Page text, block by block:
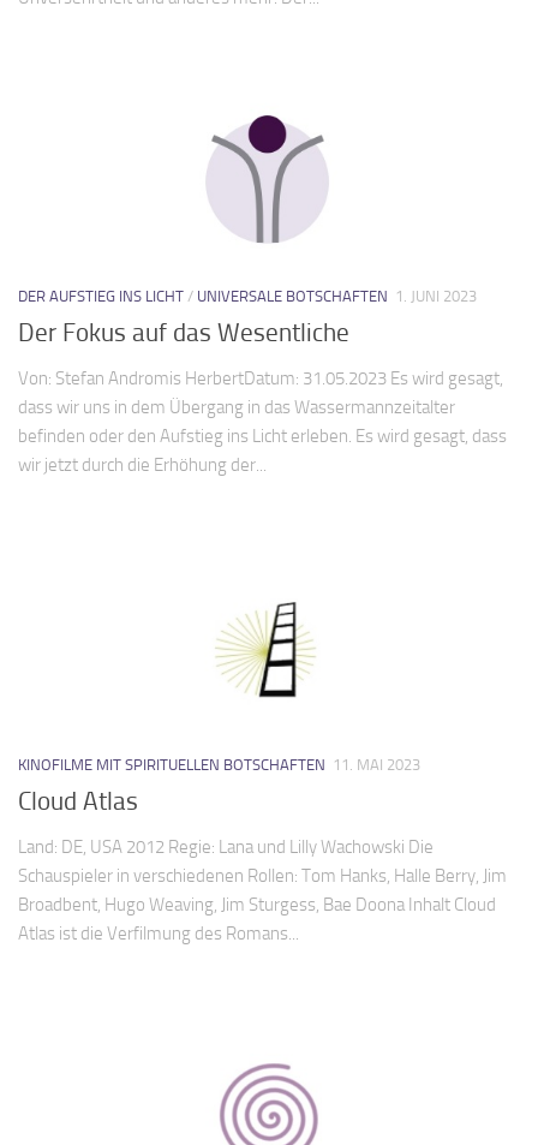
DER AUFSTIEG INS LICHT / UNIVERSALE BOTSCHAFTEN 1. JUNI 2023
Der Fokus auf das Wesentliche
Von: Stefan Andromis HerbertDatum: 31.05.2023 Es wird gesagt,
dass wir uns in dem Übergang in das Wassermannzeitalter
befinden oder den Aufstieg ins Licht erleben. Es wird gesagt, dass
wir jetzt durch die Erhöhung der...
KINOFILME MIT SPIRITUELLEN BOTSCHAFTEN 11. MAI 2023
Cloud Atlas
Land: DE, USA 2012 Regie: Lana und Lilly Wachowski Die
Schauspieler in verschiedenen Rollen: Tom Hanks, Halle Berry, Jim
Broadbent, Hugo Weaving, Jim Sturgess, Bae Doona Inhalt Cloud
Atlas ist die Verfilmung des Romans...